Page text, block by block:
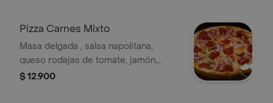
Pizza Carnes Mixto
Masa delgada , salsa napolitana,
queso rodajas de tomate, jamón,
cabano, cebolla en rodajas y
$ 12.900